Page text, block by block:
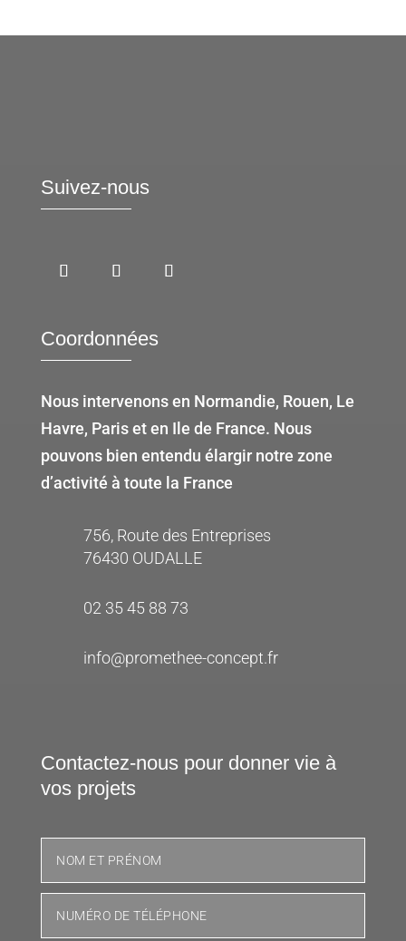
Suivez-nous
Coordonnées
Nous intervenons en Normandie, Rouen, Le
Havre, Paris et en Ile de France. Nous
pouvons bien entendu élargir notre zone
d’activité à toute la France
756, Route des Entreprises
76430 OUDALLE
02 35 45 88 73
info@promethee-concept.fr
Contactez-nous pour donner vie à
vos projets